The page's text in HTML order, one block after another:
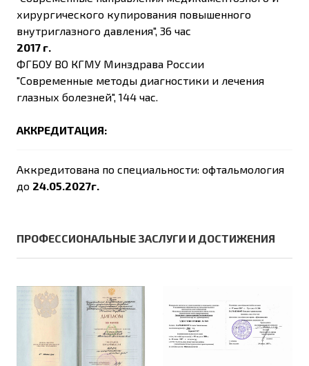
хирургического купирования повышенного
внутриглазного давления", 36 час
2017 г.
ФГБОУ ВО КГМУ Минздрава России
"Современные методы диагностики и лечения
глазных болезней", 144 час.
АККРЕДИТАЦИЯ:
Аккредитована по специальности: офтальмология
до 24.05.2027г.
ПРОФЕССИОНАЛЬНЫЕ ЗАСЛУГИ И ДОСТИЖЕНИЯ